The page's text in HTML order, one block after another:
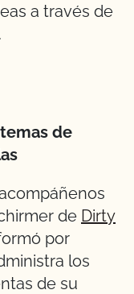
a través de
.
de
de Dirty
por
los
de su